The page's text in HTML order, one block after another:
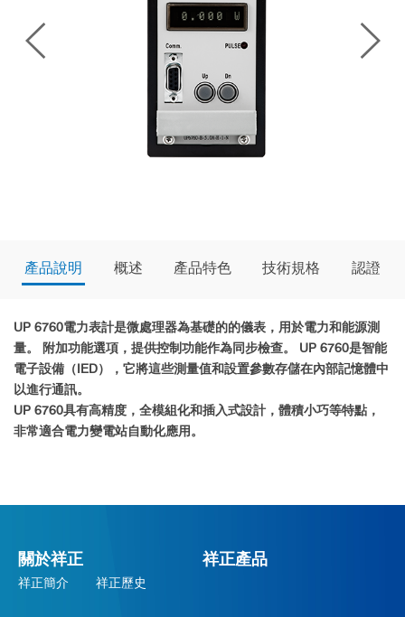
產品說明 概述 產品特色 技術規格 認證
UP 6760電力表計是微處理器為基礎的的儀表，用於電力和能源測
量。 附加功能選項，提供控制功能作為同步檢查。 UP 6760是智能
電子設備（IED），它將這些測量值和設置參數存儲在內部記憶體中
以進行通訊。
UP 6760具有高精度，全模組化和插入式設計，體積小巧等特點，
非常適合電力變電站自動化應用。
關於祥正
祥正簡介 祥正歷史
祥正產品